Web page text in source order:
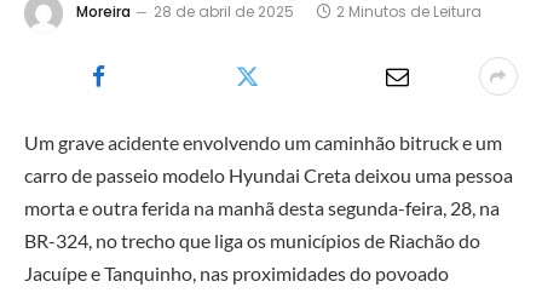
Moreira 28 de abril de 2025 2 Minutos de Leitura
Um grave acidente envolvendo um caminhão bitruck e um
carro de passeio modelo Hyundai Creta deixou uma pessoa
morta e outra ferida na manhã desta segunda-feira, 28, na
BR-324, no trecho que liga os municípios de Riachão do
Jacuípe e Tanquinho, nas proximidades do povoado